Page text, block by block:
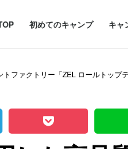
初めてのキャンプ キャ
ファクトリー「ZEL ロールトップ